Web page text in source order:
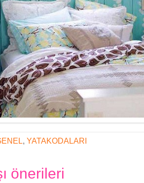
, YATAKODALARI
önerileri